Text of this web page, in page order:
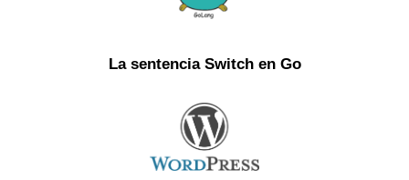
La sentencia Switch en Go